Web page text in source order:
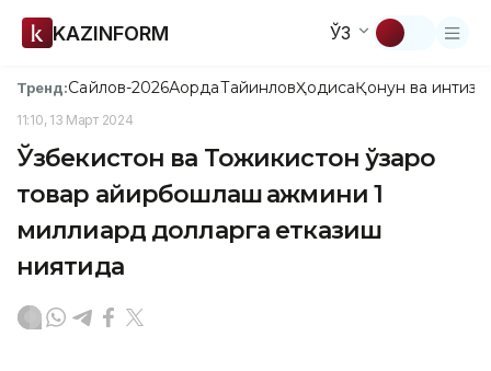
KAZINFORM ЎЗ
Тренд:Сайлов-2026АқордаТайинловҲодисаҚонун ва
11:10, 13 Март 2024
Ўзбекистон ва Тожикистон ўзаро
товар айирбошлаш ҳажмини 1
миллиард долларга етказиш
ниятида